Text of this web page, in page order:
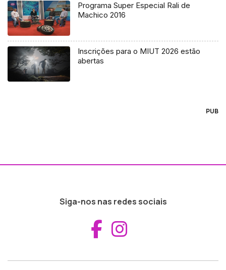
Programa Super Especial Rali de
Machico 2016
Inscrições para o MIUT 2026 estão
abertas
PUB
Siga-nos nas redes sociais
Aceder ao